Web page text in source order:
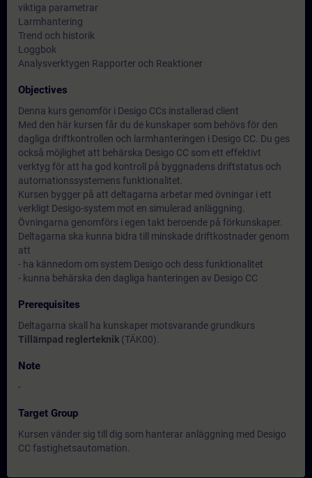
viktiga parametrar
Larmhantering
Trend och historik
Loggbok
Analysverktygen Rapporter och Reaktioner
Objectives
Denna kurs genomför i Desigo CCs installerad client
Med den här kursen får du de kunskaper som behövs för den
dagliga driftkontrollen och larmhanteringen i Desigo CC. Du ges
också möjlighet att behärska Desigo CC som ett effektivt
verktyg för att ha god kontroll på byggnadens driftstatus och
automationssystemens funktionalitet.
Kursen bygger på att deltagarna arbetar med övningar i ett
verkligt Desigo-system mot en simulerad anläggning.
Övningarna genomförs i egen takt beroende på förkunskaper.
Deltagarna ska kunna bidra till minskade driftkostnader genom
att
- ha kännedom om system Desigo och dess funktionalitet
- kunna behärska den dagliga hanteringen av Desigo CC
Prerequisites
Deltagarna skall ha kunskaper motsvarande grundkurs
Tillämpad reglerteknik (TÄK00).
Note
-
Target Group
Kursen vänder sig till dig som hanterar anläggning med Desigo
CC fastighetsautomation.